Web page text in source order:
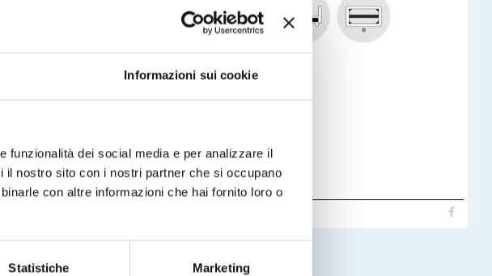
Informazioni sui cookie
funzionalità dei social media e per analizzare il
nostro sito con i nostri partner che si occupano
con altre informazioni che hai fornito loro o
Statistiche Marketing
da letto. Mantiene
I rivestimenti in
che singoli. Un